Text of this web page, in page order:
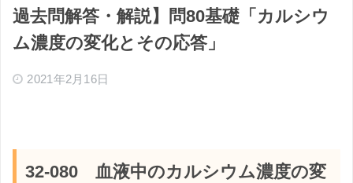
過去問解答・解説】問80基礎「カルシウ
ム濃度の変化とその応答」
2021年2月16日
32-080 血液中のカルシウム濃度の変